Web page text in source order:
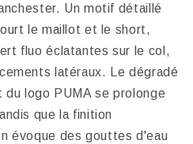
Un motif détaillé
le maillot et le short,
fluo éclatantes sur le col,
latéraux. Le dégradé
logo PUMA se prolonge
que la finition
évoque des gouttes d'eau